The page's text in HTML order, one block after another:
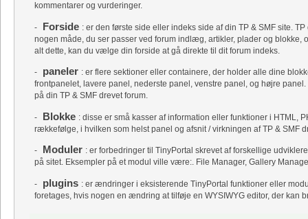
kommentarer og vurderinger.
- Forside : er den første side eller indeks side af din TP & SMF site.
nogen måde, du ser passer ved forum indlæg, artikler, plader og blokke,
alt dette, kan du vælge din forside at gå direkte til dit forum indeks.
- paneler : er flere sektioner eller containere, der holder alle dine
frontpanelet, lavere panel, nederste panel, venstre panel, og højre
på din TP & SMF drevet forum.
- Blokke : disse er små kasser af information eller funktioner i HTML,
rækkefølge, i hvilken som helst panel og afsnit / virkningen af ​​TP & SMF
- Moduler : er forbedringer til TinyPortal skrevet af forskellige
på sitet. Eksempler på et modul ville være:. File Manager, Gallery
- plugins : er ændringer i eksisterende TinyPortal funktioner eller
foretages, hvis nogen en ændring at tilføje en WYSIWYG editor, der kan